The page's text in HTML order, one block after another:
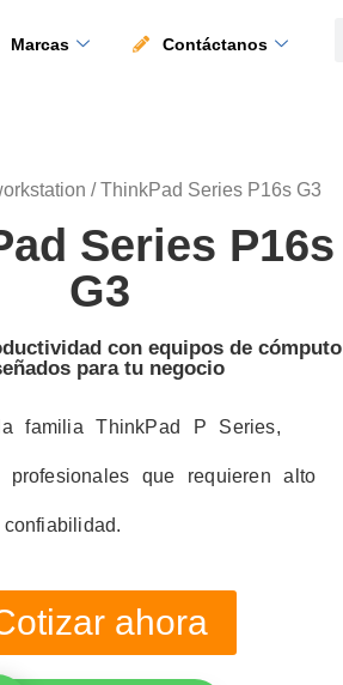
Marcas Contáctanos
/ ThinkPad Series P16s G3
Series P16s
G3
con equipos de cómputo
para tu negocio
familia ThinkPad P Series,
profesionales que requieren alto
ahora